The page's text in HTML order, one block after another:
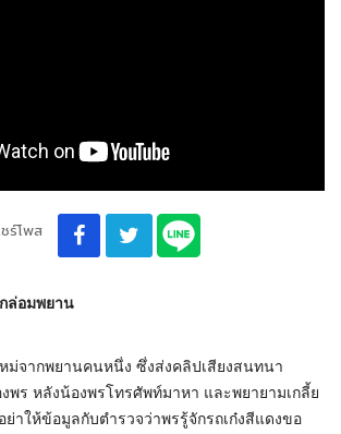
ร์โพส
ล่อมพยาน
ม่จากพยานคนหนึ่ง ซึ่งส่งคลิปเสียงสนทนา
พร หลังน้องพรโทรศัพท์มาหา และพยายามเกลี้ย
าให้ข้อมูลกับตำรวจว่าพรรู้จักรถเก๋งสีแดงขอ